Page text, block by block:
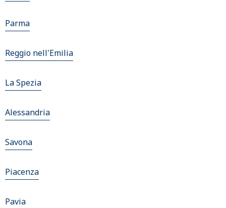
Parma
Reggio nell'Emilia
La Spezia
Alessandria
Savona
Piacenza
Pavia